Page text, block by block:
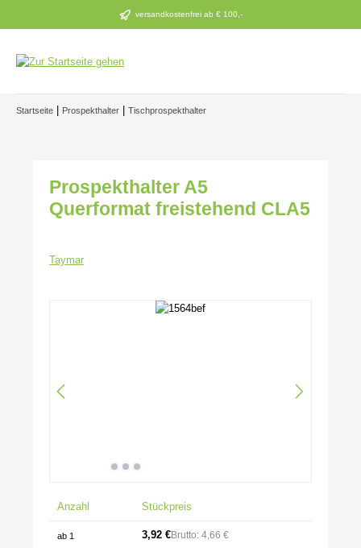
Zum Hauptinhalt springen versandkostenfrei ab € 100,-
Startseite Prospekthalter Tischprospekthalter
Prospekthalter A5
Querformat freistehend CLA5
Taymar
Bildergalerie überspringen
Anzahl Stückpreis
ab 1 3,92 €Brutto: 4,66 €